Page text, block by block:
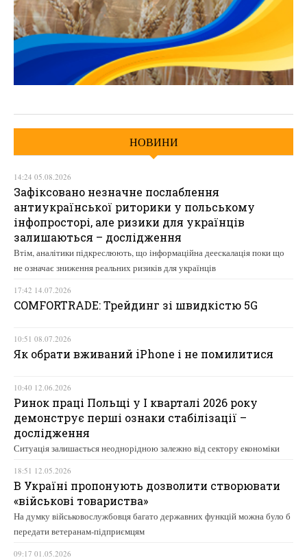
НОВИНИ
14:24 05.08.2026
Зафіксовано незначне послаблення
антиукраїнської риторики у польському
інфопросторі, але ризики для українців
залишаються – дослідження
Втім, аналітики підкреслюють, що інформаційна деескалація поки що
не означає зниження реальних ризиків для українців
17:42 14.07.2026
COMFORTRADE: Трейдинг зі швидкістю 5G
10:51 08.07.2026
Як обрати вживаний iPhone і не помилитися
10:40 12.06.2026
Ринок праці Польщі у І кварталі 2026 року
демонструє перші ознаки стабілізації –
дослідження
Ситуація залишається неоднорідною залежно від сектору економіки
18:51 12.05.2026
В Україні пропонують дозволити створювати
«військові товариства»
На думку військовослужбовця багато державних функцій можна було б
передати ветеранам-підприємцям
09:17 01.05.2026